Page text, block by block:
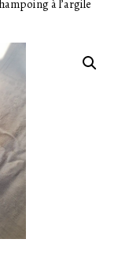
à l’argile